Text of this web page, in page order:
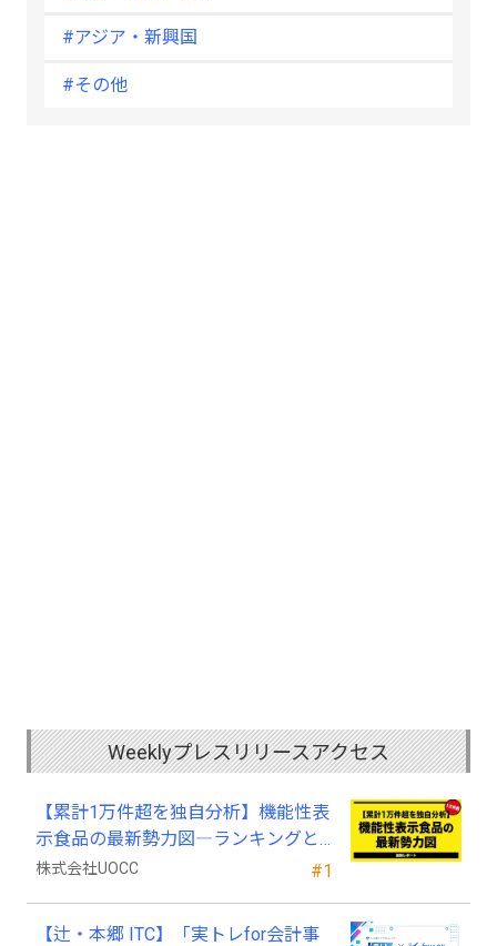
#アジア・新興国
#その他
Weeklyプレスリリースアクセス
#1
【累計1万件超を独自分析】機能性表
示食品の最新勢力図―ランキングと
2025年4月以降の変化
株式会社UOCC
【辻・本郷 ITC】「実トレfor会計事